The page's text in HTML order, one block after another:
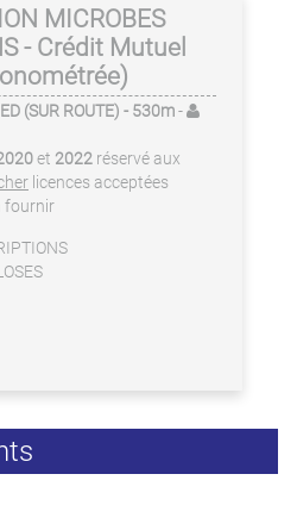
MICROBES
- Crédit Mutuel
(SUR ROUTE) - 530m-
et 2022 réservé aux
licences acceptées
fournir